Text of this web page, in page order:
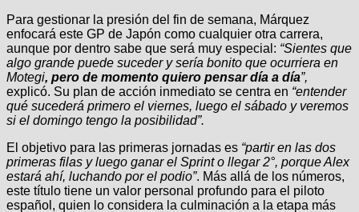
Para gestionar la presión del fin de semana, Márquez
enfocará este GP de Japón como cualquier otra carrera,
aunque por dentro sabe que será muy especial: “Sientes que
algo grande puede suceder y sería bonito que ocurriera en
Motegi, pero de momento quiero pensar día a día”,
explicó. Su plan de acción inmediato se centra en “entender
qué sucederá primero el viernes, luego el sábado y veremos
si el domingo tengo la posibilidad”.
El objetivo para las primeras jornadas es “partir en las dos
primeras filas y luego ganar el Sprint o llegar 2°, porque Alex
estará ahí, luchando por el podio”. Más allá de los números,
este título tiene un valor personal profundo para el piloto
español, quien lo considera la culminación a la etapa más